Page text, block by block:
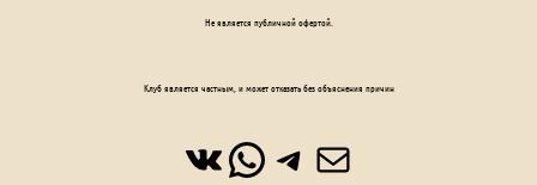
ВКонтакте
WhatsApp
Telegram
Почта